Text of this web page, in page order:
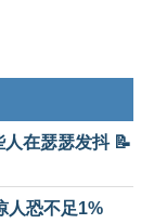
在瑟瑟发抖 📝
人恐不足1%